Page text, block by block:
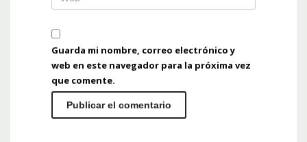
Guarda mi nombre, correo electrónico y
web en este navegador para la próxima vez
que comente.